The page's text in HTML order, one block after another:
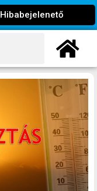
Hibabejelenető